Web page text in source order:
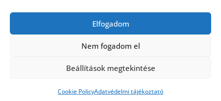
Elfogadom
Nem fogadom el
Beállítások megtekintése
Cookie PolicyAdatvédelmi tájékoztató